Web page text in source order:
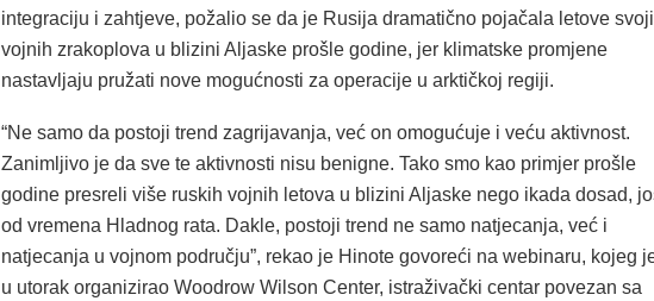
integraciju i zahtjeve, požalio se da je Rusija dramatično pojačala letove
vojnih zrakoplova u blizini Aljaske prošle godine, jer klimatske promjene
nastavljaju pružati nove mogućnosti za operacije u arktičkoj regiji.
“Ne samo da postoji trend zagrijavanja, već on omogućuje i veću aktivnost.
Zanimljivo je da sve te aktivnosti nisu benigne. Tako smo kao primjer prošle
godine presreli više ruskih vojnih letova u blizini Aljaske nego ikada dosad,
od vremena Hladnog rata. Dakle, postoji trend ne samo natjecanja, već i
natjecanja u vojnom području”, rekao je Hinote govoreći na webinaru, kojeg
u utorak organizirao Woodrow Wilson Center, istraživački centar povezan sa